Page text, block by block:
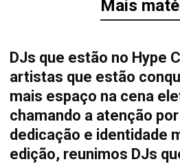
Mais
DJs que estão no Hype
artistas que estão
mais espaço na cena
chamando a atenção
dedicação e identidade
edição, reunimos DJs